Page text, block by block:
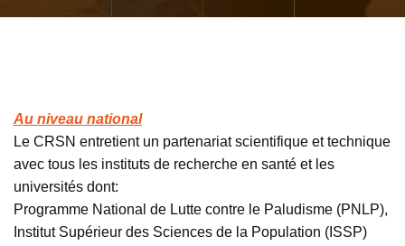
Au niveau national
Le CRSN entretient un partenariat scientifique et technique
avec tous les instituts de recherche en santé et les
universités dont:
Programme National de Lutte contre le Paludisme (PNLP),
Institut Supérieur des Sciences de la Population (ISSP)